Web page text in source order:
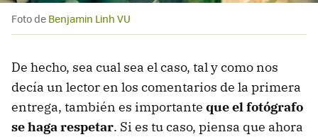
Foto de Benjamin Linh VU
De hecho, sea cual sea el caso, tal y como nos
decía un lector en los comentarios de la primera
entrega, también es importante que el fotógrafo
se haga respetar. Si es tu caso, piensa que ahora